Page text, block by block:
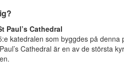
Paul’s Cathedral
katedralen som byggdes på
Cathedral är en av de största